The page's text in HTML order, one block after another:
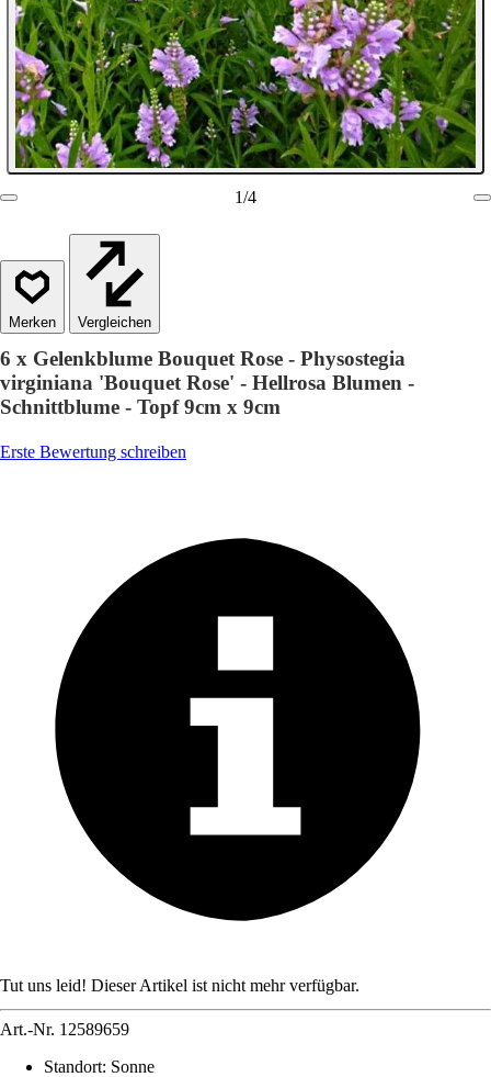
1/4
Vergleichen
6 x Gelenkblume Bouquet Rose - Physostegia
virginiana 'Bouquet Rose' - Hellrosa Blumen -
Schnittblume - Topf 9cm x 9cm
Erste Bewertung schreiben
Tut uns leid! Dieser Artikel ist nicht mehr verfügbar.
Art.-Nr. 12589659
Standort: Sonne